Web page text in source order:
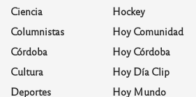
Ciencia
Columnistas
Córdoba
Cultura
Deportes
Hockey
Hoy Comunidad
Hoy Córdoba
Hoy Día Clip
Hoy Mundo